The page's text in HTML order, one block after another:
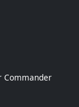
Commander